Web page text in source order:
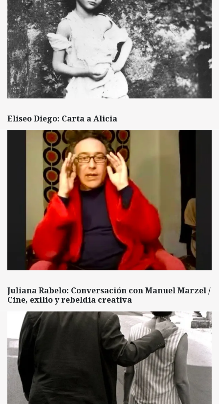
Eliseo Diego: Carta a Alicia
Juliana Rabelo: Conversación con Manuel Marzel /
Cine, exilio y rebeldía creativa